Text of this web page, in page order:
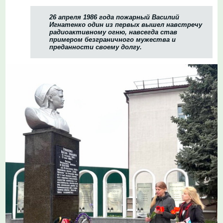
26 апреля 1986 года пожарный Василий
Игнатенко один из первых вышел навстречу
радиоактивному огню, навсегда став
примером безграничного мужества и
преданности своему долгу.